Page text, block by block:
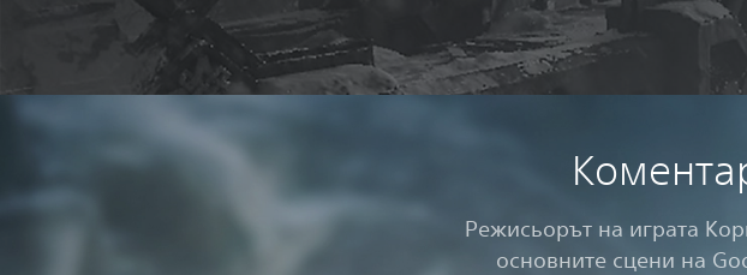
Режисьорът на играта
основните сцени на